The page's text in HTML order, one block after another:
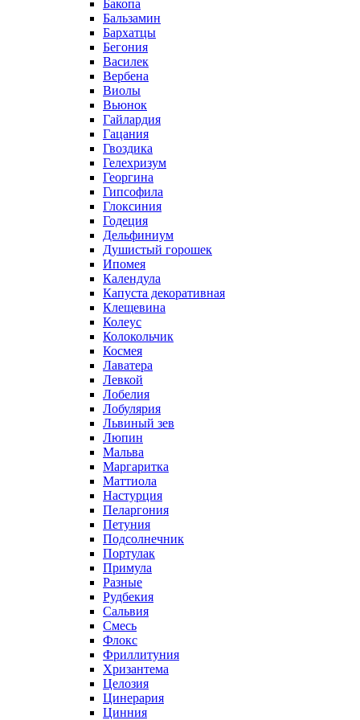
Бакопа
Бальзамин
Бархатцы
Бегония
Василек
Вербена
Виолы
Вьюнок
Гайлардия
Гацания
Гвоздика
Гелехризум
Георгина
Гипсофила
Глоксиния
Годеция
Дельфиниум
Душистый горошек
Ипомея
Календула
Капуста декоративная
Клещевина
Колеус
Колокольчик
Космея
Лаватера
Левкой
Лобелия
Лобулярия
Львиный зев
Люпин
Мальва
Маргаритка
Маттиола
Настурция
Пеларгония
Петуния
Подсолнечник
Портулак
Примула
Разные
Рудбекия
Сальвия
Смесь
Флокс
Фриллитуния
Хризантема
Целозия
Цинерария
Цинния